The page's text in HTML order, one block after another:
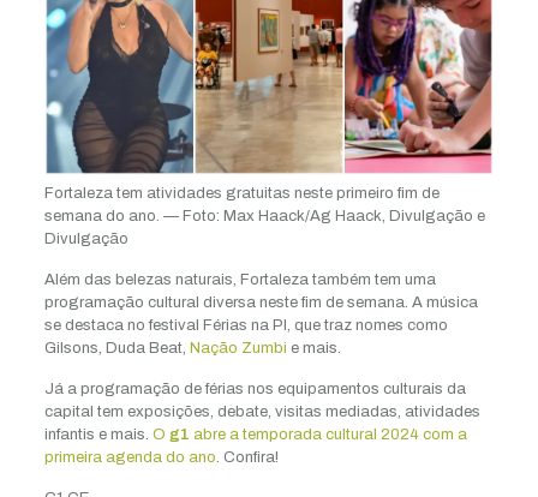
Fortaleza tem atividades gratuitas neste primeiro fim de
semana do ano. — Foto: Max Haack/Ag Haack, Divulgação e
Divulgação
Além das belezas naturais, Fortaleza também tem uma
programação cultural diversa neste fim de semana. A música
se destaca no festival Férias na PI, que traz nomes como
Gilsons, Duda Beat, Nação Zumbi e mais.
Já a programação de férias nos equipamentos culturais da
capital tem exposições, debate, visitas mediadas, atividades
infantis e mais. O g1 abre a temporada cultural 2024 com a
primeira agenda do ano. Confira!